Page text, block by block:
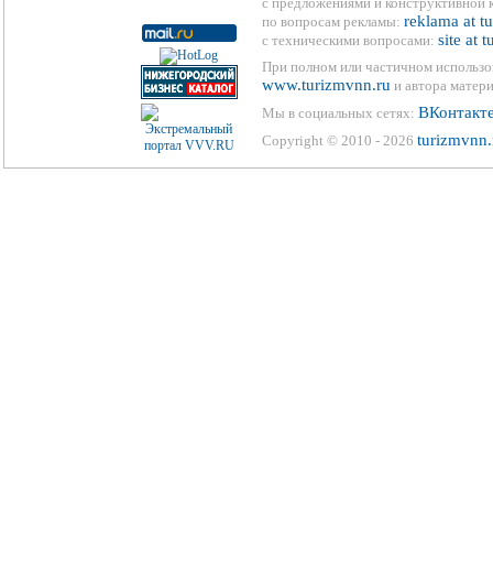
по вопросам рекламы: reklama at
с техническими вопросами: site at
При полном или частичном
www.turizmvnn.ru и автора
Мы в социальных сетях:
Copyright © 2010 - 2026